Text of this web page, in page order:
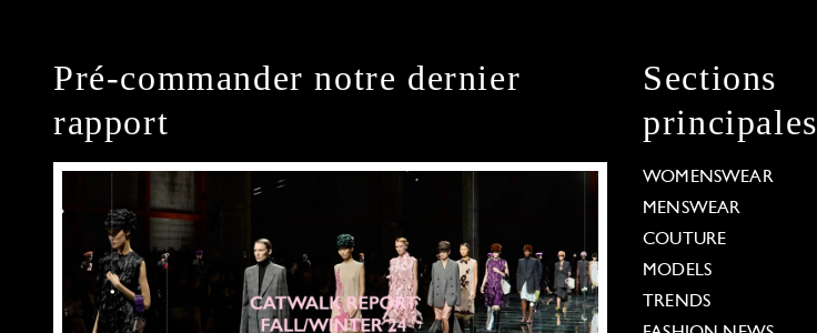
Pré-commander notre dernier
rapport
Sections
principales
WOMENSWEAR
MENSWEAR
COUTURE
MODELS
TRENDS